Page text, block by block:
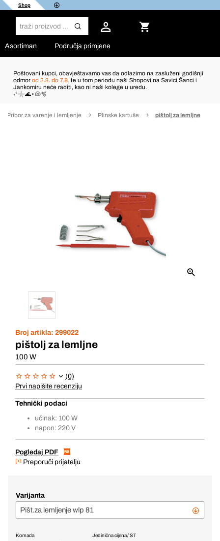
Shop
Asortiman Područja primjene
Poštovani kupci, obavještavamo vas da odlazimo na zasluženi godišnji
odmor od 3.8. do 7.8. te u tom periodu naši Shopovi na Savici Šanci i
Jankomiru neće raditi, kao ni naši kolege u uredu.
˖°𓇼🌊⋆🐚🫧
Pribor za varenje i lemljenje Plinske kartuše pištolj za lemljne
Broj artikla: 299022
pištolj za lemljne
100 W
(0)
Prvi napišite recenziju
Tehnički podaci
učinak: 100 W
napon: 220 V
Pogledaj PDF
Preporuči prijatelju
Varijanta
Pišt.za lemljenje wlp 81
Jedinična cijena / ST
Komada